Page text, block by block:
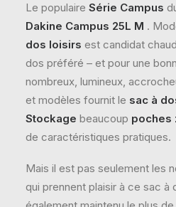
Le populaire Série Campus
Dakine Campus 25L M .
dos loisirs est candidat
dos préféré – et pour une
nombreux, lumineux,
et modèles fournit le sac à
Stockage beaucoup poches
de caractéristiques pratiques.
Mais il est pas seulement les
qui prennent plaisir à ce sac à